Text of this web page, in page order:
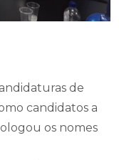
de
candidatos a
os nomes